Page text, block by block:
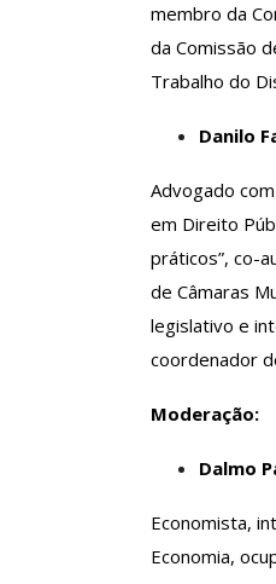
membro da
da Comissão
Trabalho do
Danilo
Advogado
em Direito
práticos”, co-
de Câmaras
legislativo e
coordenador
Moderação:
Dalmo
Economista,
Economia,